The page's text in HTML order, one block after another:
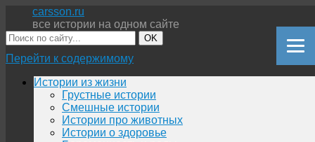
carsson.ru
все истории на одном сайте
OK
Перейти к содержимому
Истории из жизни
Грустные истории
Смешные истории
Истории про животных
Истории о здоровье